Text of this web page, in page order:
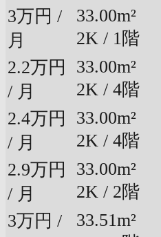
3万円 /
月
33.00m²
2K / 1階
2.2万円
/ 月
33.00m²
2K / 4階
2.4万円
/ 月
33.00m²
2K / 4階
2.9万円
/ 月
33.00m²
2K / 2階
3万円 /
33.51m²